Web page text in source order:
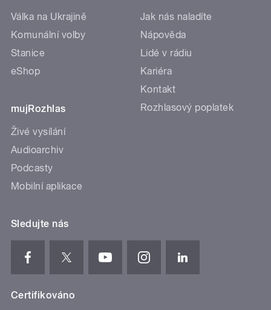
Válka na Ukrajině
Komunální volby
Stanice
eShop
mujRozhlas
Živé vysílání
Audioarchiv
Podcasty
Mobilní aplikace
Jak nás naladíte
Nápověda
Lidé v rádiu
Kariéra
Kontakt
Rozhlasový poplatek
Sledujte nás
Certifikováno